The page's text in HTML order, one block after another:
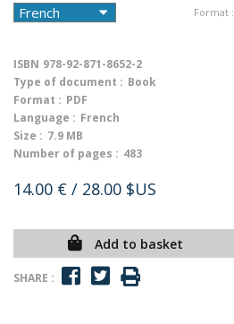
Format :
ISBN 978-92-871-8652-2
Type of document : Book
Format : PDF
Language : French
Size : 7.9 MB
Number of pages : 483
14.00 € / 28.00 $US
Add to basket
SHARE :